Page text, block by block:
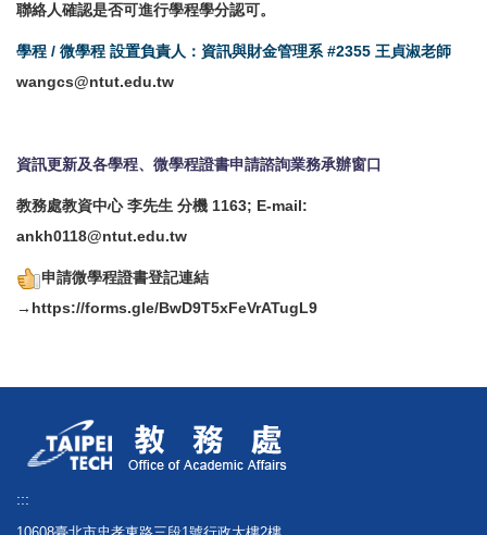
聯絡人確認是否可進行學程學分認可。
學程 / 微學程 設置負責人：資訊與財金管理系 #2355 王貞淑老師
wangcs@ntut.edu.tw
資訊更新及各學程、微學程證書申請諮詢業務承辦窗口
教務處教資中心 李先生 分機 1163; E-mail:
ankh0118@ntut.edu.tw
申請微學程證書登記連結
→ https://forms.gle/BwD9T5xFeVrATugL9
:::